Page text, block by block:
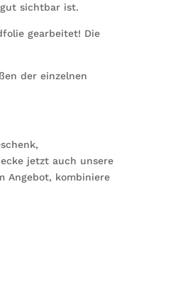
sichtbar ist.
gearbeitet! Die
der einzelnen
jetzt auch unsere
Angebot, kombiniere